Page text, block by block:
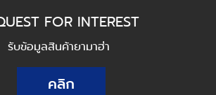
FOR INTEREST
รับข้อมูลสินค้ายามาฮ่า
คลิก